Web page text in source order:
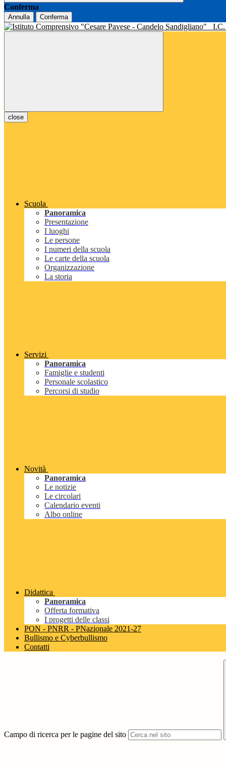
Conferma
Annulla Conferma
I.C.
close
Scuola
Panoramica
Presentazione
I luoghi
Le persone
I numeri della scuola
Le carte della scuola
Organizzazione
La storia
Servizi
Panoramica
Famiglie e studenti
Personale scolastico
Percorsi di studio
Novità
Panoramica
Le notizie
Le circolari
Calendario eventi
Albo online
Didattica
Panoramica
Offerta formativa
I progetti delle classi
PON - PNRR - PNazionale 2021-27
Bullismo e Cyberbullismo
Contatti
Campo di ricerca per le pagine del sito